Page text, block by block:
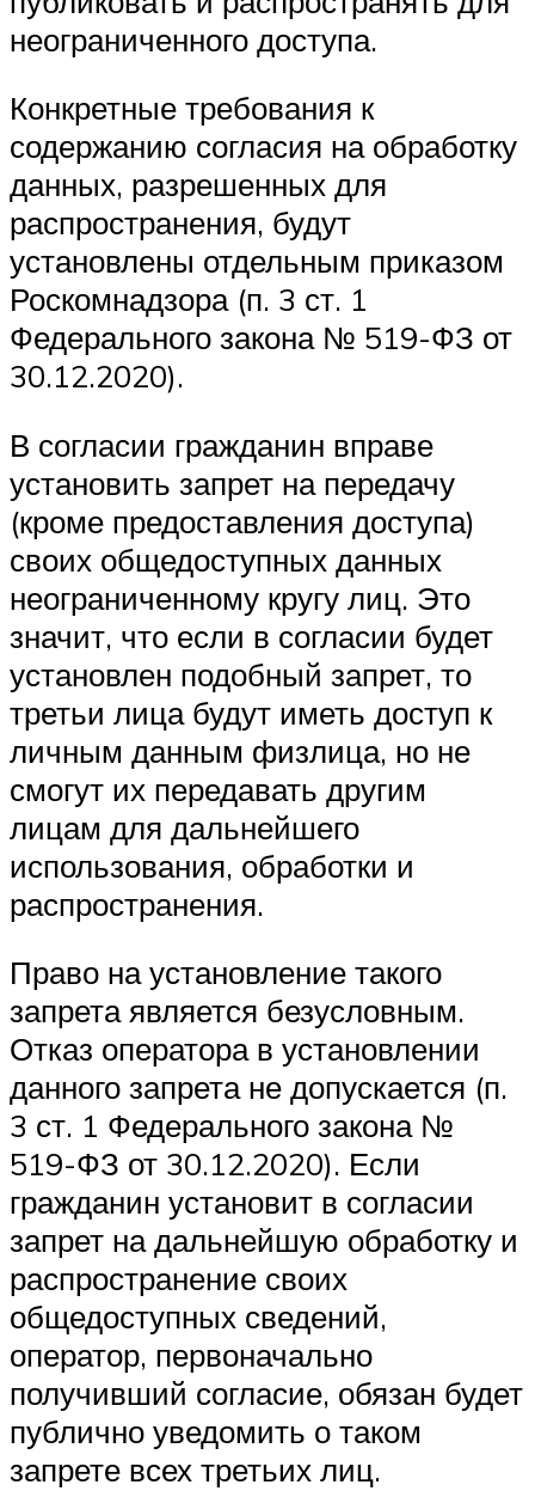
неограниченного доступа.
Конкретные требования к
содержанию согласия на обработку
данных, разрешенных для
распространения, будут
установлены отдельным приказом
Роскомнадзора (п. 3 ст. 1
Федерального закона № 519-ФЗ от
30.12.2020).
В согласии гражданин вправе
установить запрет на передачу
(кроме предоставления доступа)
своих общедоступных данных
неограниченному кругу лиц. Это
значит, что если в согласии будет
установлен подобный запрет, то
третьи лица будут иметь доступ к
личным данным физлица, но не
смогут их передавать другим
лицам для дальнейшего
использования, обработки и
распространения.
Право на установление такого
запрета является безусловным.
Отказ оператора в установлении
данного запрета не допускается (п.
3 ст. 1 Федерального закона №
519-ФЗ от 30.12.2020). Если
гражданин установит в согласии
запрет на дальнейшую обработку и
распространение своих
общедоступных сведений,
оператор, первоначально
получивший согласие, обязан будет
публично уведомить о таком
запрете всех третьих лиц.